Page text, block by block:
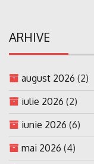
ARHIVE
august 2026 (2)
iulie 2026 (2)
iunie 2026 (6)
mai 2026 (4)